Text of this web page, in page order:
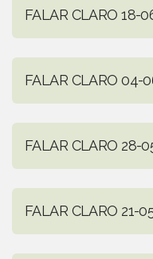
FALAR CLARO 18-
FALAR CLARO 04-
FALAR CLARO 28-
FALAR CLARO 21-